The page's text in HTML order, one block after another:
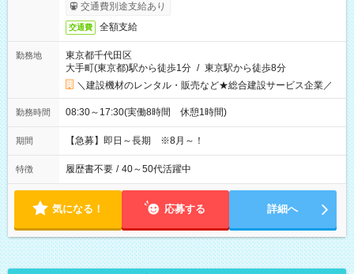
交通費別途支給あり
交通費 全額支給
勤務地
東京都千代田区
大手町(東京都)駅から徒歩1分 / 東京駅から徒歩8分
＼建設機材のレンタル・販売など★総合建設サービス企業／
勤務時間 08:30～17:30(実働8時間 休憩1時間)
期間 【急募】即日～長期 ※8月～！
特徴 履歴書不要 / 40～50代活躍中
気になる！ 応募する 詳細へ